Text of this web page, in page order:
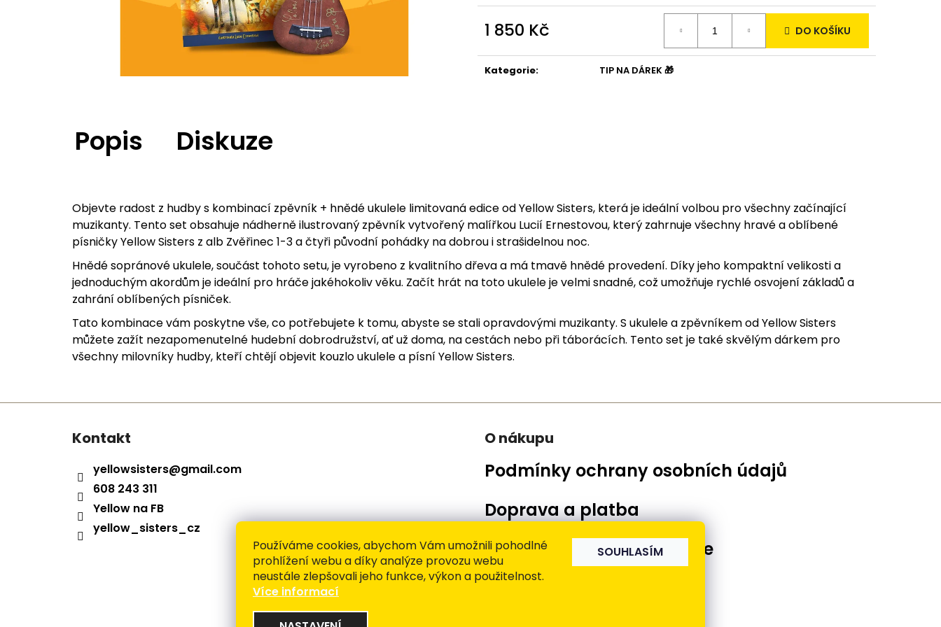
Používáme cookies, abychom Vám umožnili pohodlné
prohlížení webu a díky analýze provozu webu
neustále zlepšovali jeho funkce, výkon a použitelnost.
Více informací
SOUHLASÍM
1 850 Kč DO KOŠÍKU
Kategorie: TIP NA DÁREK 🎁
Popis Diskuze
Objevte radost z hudby s kombinací zpěvník + hnědé ukulele limitovaná edice od Yellow Sisters, která je ideální volbou pro všechny začínající
muzikanty. Tento set obsahuje nádherně ilustrovaný zpěvník vytvořený malířkou Lucií Ernestovou, který zahrnuje všechny hravé a oblíbené
písničky Yellow Sisters z alb Zvěřinec 1-3 a čtyři původní pohádky na dobrou i strašidelnou noc.
Hnědé sopránové ukulele, součást tohoto setu, je vyrobeno z kvalitního dřeva a má tmavě hnědé provedení. Díky jeho kompaktní velikosti a
jednoduchým akordům je ideální pro hráče jakéhokoliv věku. Začít hrát na toto ukulele je velmi snadné, což umožňuje rychlé osvojení základů a
zahrání oblíbených písniček.
Tato kombinace vám poskytne vše, co potřebujete k tomu, abyste se stali opravdovými muzikanty. S ukulele a zpěvníkem od Yellow Sisters
můžete zažít nezapomenutelné hudební dobrodružství, ať už doma, na cestách nebo při táborácích. Tento set je také skvělým dárkem pro
všechny milovníky hudby, kteří chtějí objevit kouzlo ukulele a písní Yellow Sisters.
LIMITOVANÁ EDICE HNĚDÉ UKULELE S
ZPĚVNÍK + SADA NÁSTROJŮ
949 Kč
LIMITOVANÁ EDICE - HNĚDÉ UKULELE S
1 500 Kč
Z
Kontakt
yellowsisters@gmail.com
608 243 311
Yellow na FB
yellow_sisters_cz
O nákupu
Podmínky ochrany osobních údajů
Doprava a platba
Vrácení zboží a reklamace
Obchodní podmínky